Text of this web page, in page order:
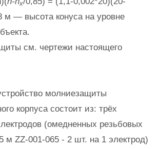
x
м — высота конуса на уровне
см. чертежи настоящего
молниезащиты
корпуса состоит из: трёх
(омедненных резьбовых
м ZZ-001-065 - 2 шт. на 1 электрод)